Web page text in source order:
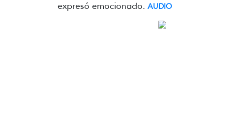
expresó emocionado. AUDIO